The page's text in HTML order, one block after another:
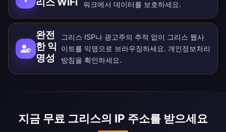
워크에서 데이터를 보호하세요.
완전
한 익
명성
그리스 ISP나 광고주의 추적 없이 그리스 웹사
이트를 익명으로 브라우징하세요. 개인정보처리
방침을 확인하세요.
지금 무료 그리스의 IP 주소를 받으세요